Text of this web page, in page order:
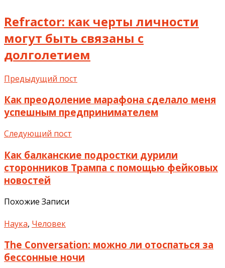
Refractor: как черты личности
могут быть связаны с
долголетием
Предыдущий пост
Как преодоление марафона сделало меня
успешным предпринимателем
Следующий пост
Как балканские подростки дурили
сторонников Трампа с помощью фейковых
новостей
Похожие Записи
Наука, Человек
The Conversation: можно ли отоспаться за
бессонные ночи